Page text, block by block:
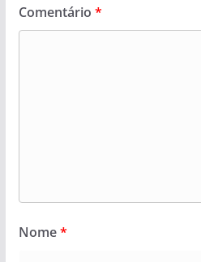
Comentário *
Nome*